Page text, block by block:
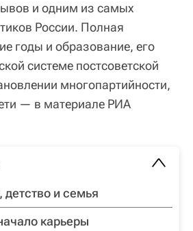
и одним из самых
России. Полная
годы и образование, его
системе постсоветской
многопартийности,
— в материале РИА
и семья
карьеры